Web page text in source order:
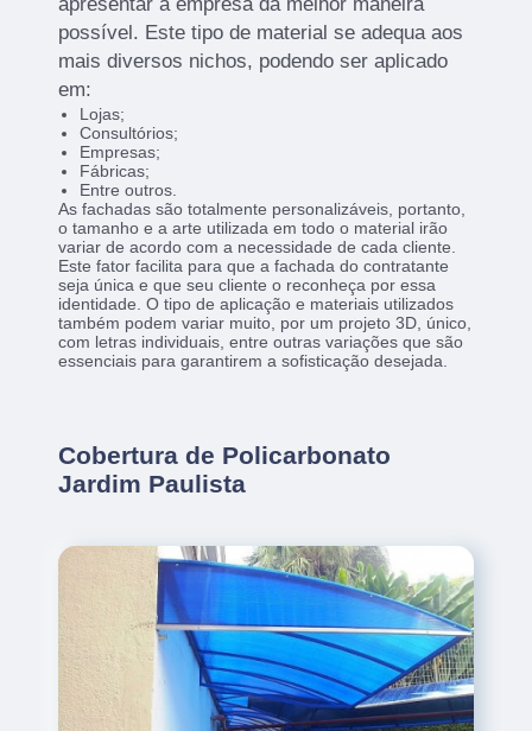
possível. Este tipo de material se adequa aos
mais diversos nichos, podendo ser aplicado
em:
Lojas;
Consultórios;
Empresas;
Fábricas;
Entre outros.
As fachadas são totalmente personalizáveis, portanto,
o tamanho e a arte utilizada em todo o material irão
variar de acordo com a necessidade de cada cliente.
Este fator facilita para que a fachada do contratante
seja única e que seu cliente o reconheça por essa
identidade. O tipo de aplicação e materiais utilizados
também podem variar muito, por um projeto 3D, único,
com letras individuais, entre outras variações que são
essenciais para garantirem a sofisticação desejada.
Cobertura de Policarbonato
Jardim Paulista